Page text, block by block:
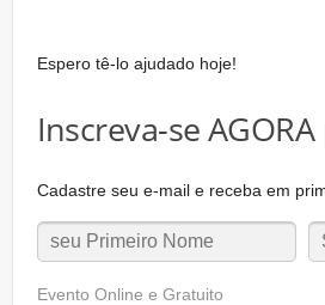
Espero tê-lo ajudado hoje!
Inscreva-se
Cadastre seu e-mail e receba em
Evento Online e Gratuito